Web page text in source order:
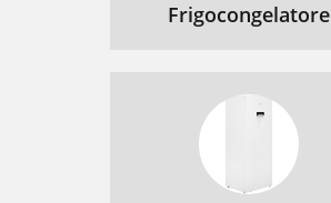
Frigocongelatore